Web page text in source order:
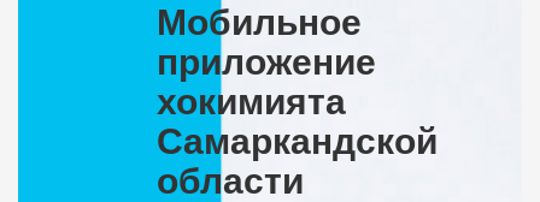
Мобильное
приложение
хокимията
Самаркандской
области